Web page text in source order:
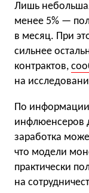
Лишь
менее 5% —
в месяц. При
сильнее
контрактов,
на
По информации
инфлюенсеров
заработка
что модели
практически
на